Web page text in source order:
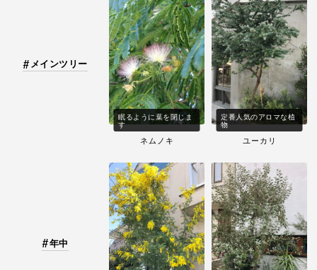
メインツリー
眠るように葉を閉じま
す
ネムノキ
定番人気のアロマな植
物
ユーカリ
年中